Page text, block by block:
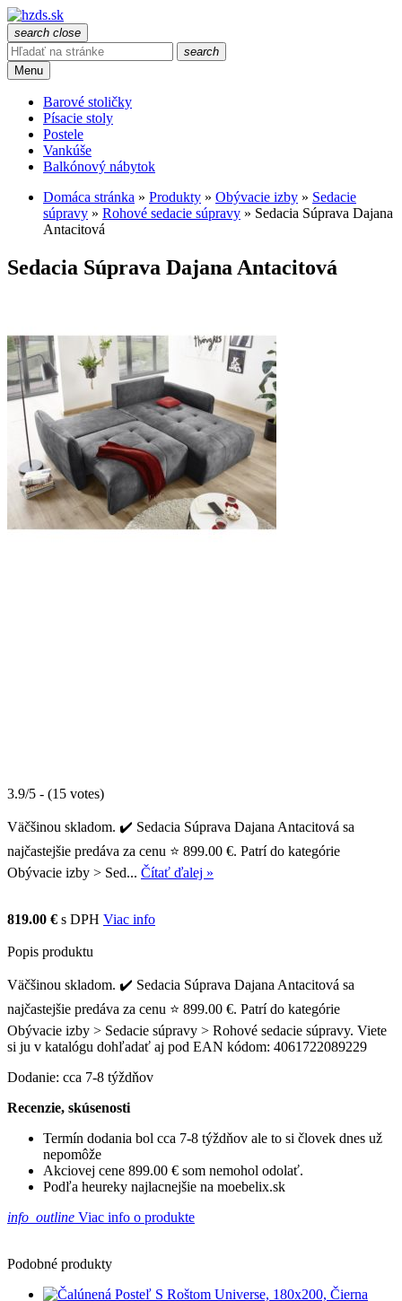
search close
search
Menu
Barové stoličky
Písacie stoly
Postele
Vankúše
Balkónový nábytok
Domáca stránka » Produkty » Obývacie izby » Sedacie
súpravy » Rohové sedacie súpravy » Sedacia Súprava Dajana
Antacitová
Sedacia Súprava Dajana Antacitová
3.9/5 - (15 votes)
Väčšinou skladom. ✔️ Sedacia Súprava Dajana Antacitová sa
najčastejšie predáva za cenu ⭐ 899.00 €. Patrí do kategórie
Obývacie izby > Sed... Čítať ďalej »
819.00 € s DPH Viac info
Popis produktu
Väčšinou skladom. ✔️ Sedacia Súprava Dajana Antacitová sa
najčastejšie predáva za cenu ⭐ 899.00 €. Patrí do kategórie
Obývacie izby > Sedacie súpravy > Rohové sedacie súpravy. Viete
si ju v katalógu dohľadať aj pod EAN kódom: 4061722089229
Dodanie: cca 7-8 týždňov
Recenzie, skúsenosti
Termín dodania bol cca 7-8 týždňov ale to si človek dnes už
nepomôže
Akciovej cene 899.00 € som nemohol odolať.
Podľa heureky najlacnejšie na moebelix.sk
info_outline Viac info o produkte
Podobné produkty